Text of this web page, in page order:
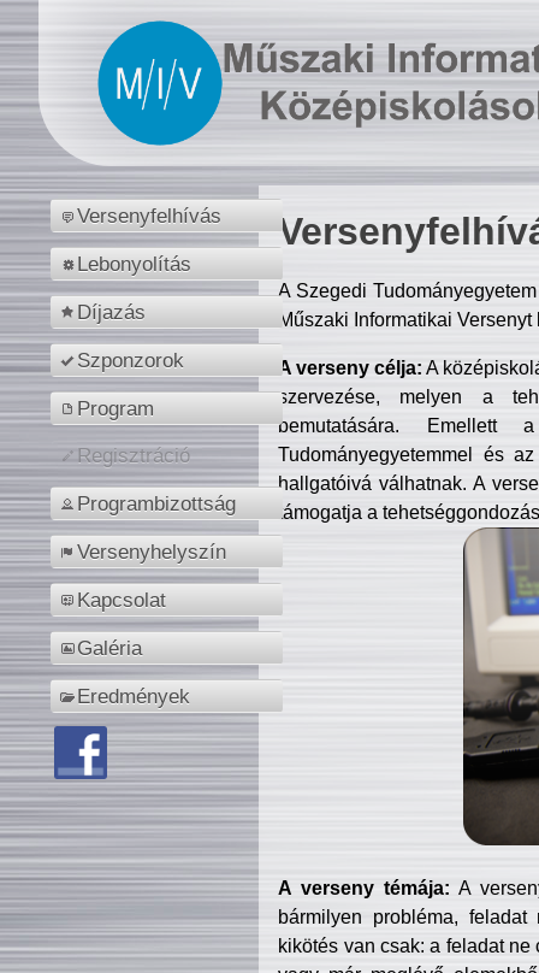
Versenyfelhívás
Lebonyolítás
Díjazás
Szponzorok
Program
Regisztráció
Programbizottság
Versenyhelyszín
Kapcsolat
Galéria
Eredmények
A Szegedi
Műszaki Informatikai
A verseny célja: A
szervezése, melyen a
bemutatására. Emellett
Tudományegyetemmel és
hallgatóivá válhatnak. A
támogatja a
A verseny témája: A
bármilyen probléma, feladat
kikötés van csak: a feladat